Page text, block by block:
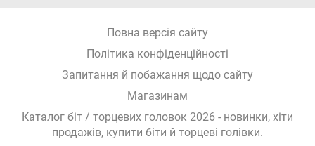
Повна версія сайту
Політика конфіденційності
Запитання й побажання щодо сайту
Магазинам
Каталог біт / торцевих головок 2026 - новинки, хіти
продажів, купити біти й торцеві голівки.